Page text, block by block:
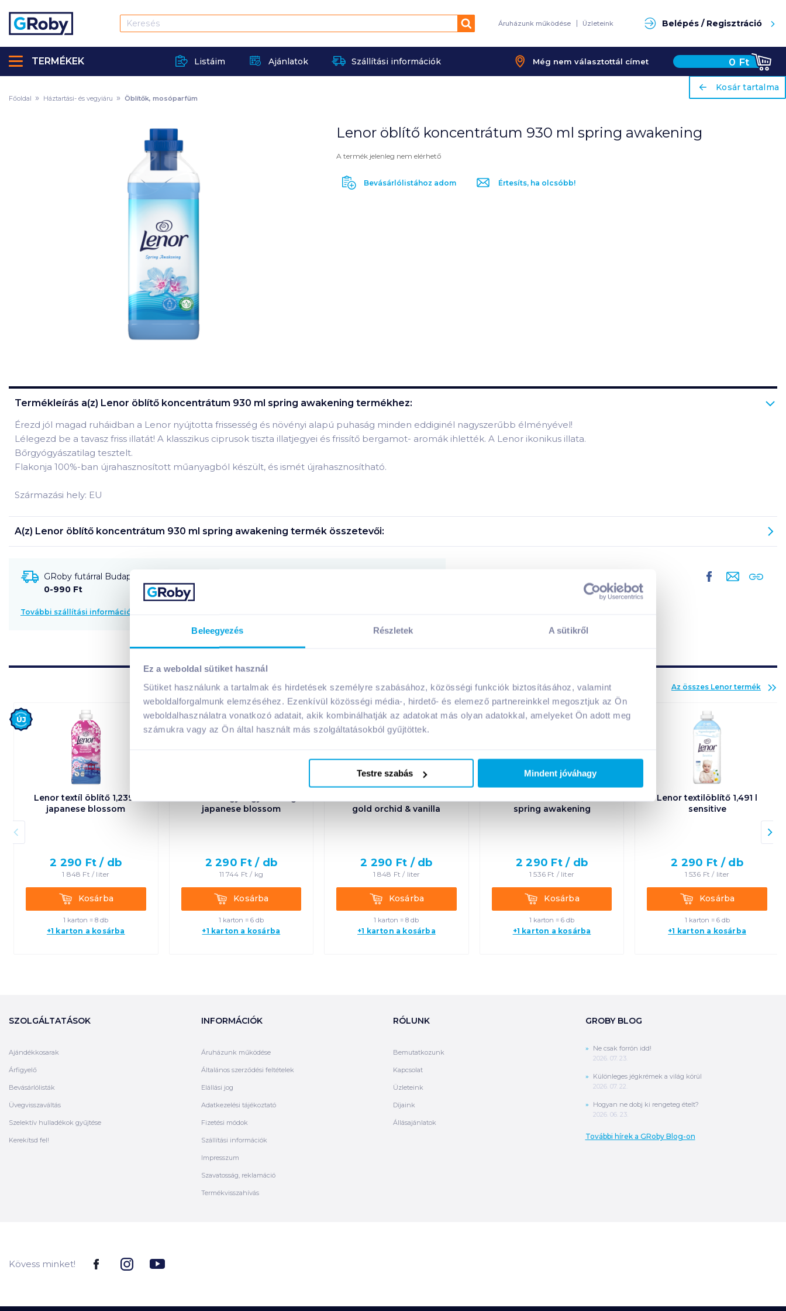
Beleegyezés Részletek A sütikről
Ez a weboldal sütiket használ
Sütiket használunk a tartalmak és hirdetések személyre szabásához, közösségi funkciók biztosításához, valamint
weboldalforgalmunk elemzéséhez. Ezenkívül közösségi média-, hirdető- és elemező partnereinkkel megosztjuk az Ön
weboldalhasználatra vonatkozó adatait, akik kombinálhatják az adatokat más olyan adatokkal, amelyeket Ön adott meg
számukra vagy az Ön által használt más szolgáltatásokból gyűjtöttek.
Testre szabás Mindent jóváhagy
Keresés Áruházunk működése Üzleteink Belépés / Regisztráció
Listáim Ajánlatok Szállítási információk Még nem választottál címet 0 Ft
TERMÉKEK
ariaLabel
Kosár tartalma
Adj hozzá termékeket!
költséget nem tartalmazza. További
Főoldal Háztartási- és vegyiáru Öblítők, mosóparfüm
Lenor öblítő koncentrátum 930 ml spring awakening
A termék jelenleg nem elérhető
Bevásárlólistához adom Értesíts, ha olcsóbb!
Termékleírás a(z) Lenor öblítő koncentrátum 930 ml spring awakening termékhez:
Érezd jól magad ruháidban a Lenor nyújtotta frissesség és növényi alapú puhaság minden eddiginél nagyszerűbb élményével!
Lélegezd be a tavasz friss illatát! A klasszikus ciprusok tiszta illatjegyei és frissítő bergamot- aromák ihlették. A Lenor ikonikus illata.
Bőrgyógyászatilag tesztelt.
Flakonja 100%-ban újrahasznosított műanyagból készült, és ismét újrahasznosítható.
Származási hely: EU
A(z) Lenor öblítő koncentrátum 930 ml spring awakening termék összetevői:
GRoby futárral Budapestre és környékére szállítható
0-990 Ft
További szállítási információk
Az összes Lenor termék
Lenor textíl öblítő 1,239 l
japanese blossom
2 290 Ft / db
1 848 Ft / liter
KosárbaKosárba
1 karton = 8 db
+1 karton a kosárba
Új
japanese blossom
2 290 Ft / db
11 744 Ft / kg
KosárbaKosárba
1 karton = 6 db
+1 karton a kosárba
Új
gold orchid & vanilla
2 290 Ft / db
1 848 Ft / liter
KosárbaKosárba
1 karton = 8 db
+1 karton a kosárba
spring awakening
2 290 Ft / db
1 536Ft / liter
KosárbaKosárba
1 karton = 6 db
+1 karton a kosárba
Lenor textilöblítő 1,491 l
sensitive
2 290 Ft / db
1 536 Ft / liter
KosárbaKosárba
1 karton = 6 db
+1 karton a kosárba
SZOLGÁLTATÁSOK
Ajándékkosarak
Árfigyelő
Bevásárlólisták
Üvegvisszaváltás
Szelektív hulladékok gyűjtése
Kerekítsd fel!
INFORMÁCIÓK
Áruházunk működése
Általános szerződési feltételek
Elállási jog
Adatkezelési tájékoztató
Fizetési módok
Szállítási információk
Impresszum
Szavatosság, reklamáció
Termékvisszahívás
RÓLUNK
Bemutatkozunk
Kapcsolat
Üzleteink
Díjaink
Állásajánlatok
GROBY BLOG
Ne csak forrón idd!
2026. 07. 23.
Különleges jégkrémek a világ körül
2026. 07. 22.
Hogyan ne dobj ki rengeteg ételt?
2026. 06. 23.
További hírek a GRoby Blog-on
Kövess minket!